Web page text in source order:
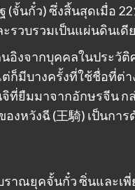
(จั้นกั๋ว) ซึ่งสิ้นสุดเมื่อ
ะรวบรวมเป็นแผ่นดินเดี
อิงจากบุคคลในประวั
ก็มีบางครั้งที่ใช้ชื่อที่ต่
ที่ยืมมาจากอักษรจีน ก
งหวังฉี (王騎) เป็นกา
ราณยุคจั้นกั๋ว ซิ่นและเพี่